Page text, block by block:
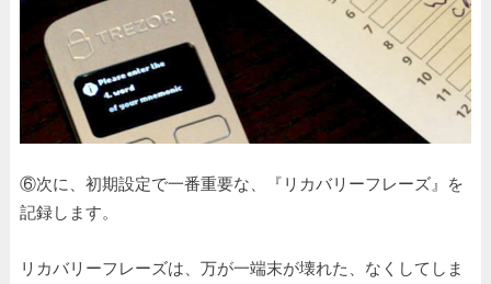
⑥次に、初期設定で一番重要な、『リカバリーフレーズ』を
記録します。
リカバリーフレーズは、万が一端末が壊れた、なくしてしま